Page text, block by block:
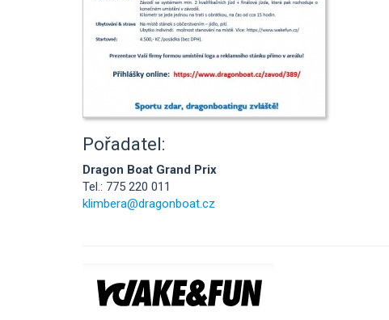
Pořadatel:
Dragon Boat Grand Prix
Tel.: 775 220 011
klimbera@dragonboat.cz